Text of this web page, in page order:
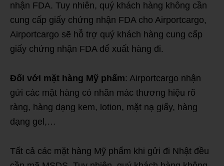
nhận FDA. Tuy nhiên, quý khách hàng không cần
cung cấp giấy chứng nhận FDA cho Airportcargo,
Airportcargo sẽ hỗ trợ quý khách hàng cung cấp
giấy chứng nhận FDA để xuất hàng đi.
Đối với mặt hàng Mỹ phẩm: Airportcargo nhận
gửi các mặt hàng có nhãn mác thương hiệu rõ
ràng, hàng dạng kem, lotion, mặt nạ giấy, hàng
dạng gel,…
Tất cả các mặt hàng Mỹ phẩm khi gửi đi Nhật đều